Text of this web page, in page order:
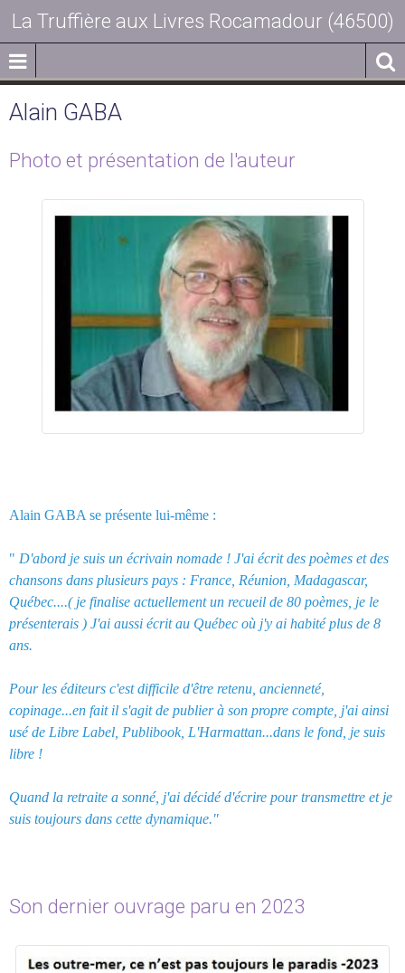
La Truffière aux Livres Rocamadour (46500)
Alain GABA
Photo et présentation de l'auteur
Alain GABA se présente lui-même :
" D'abord je suis un écrivain nomade ! J'ai écrit des poèmes et des
chansons dans plusieurs pays : France, Réunion, Madagascar,
Québec....( je finalise actuellement un recueil de 80 poèmes, je le
présenterais ) J'ai aussi écrit au Québec où j'y ai habité plus de 8
ans.
Pour les éditeurs c'est difficile d'être retenu, ancienneté,
copinage...en fait il s'agit de publier à son propre compte, j'ai ainsi
usé de Libre Label, Publibook, L'Harmattan...dans le fond, je suis
libre !
Quand la retraite a sonné, j'ai décidé d'écrire pour transmettre et je
suis toujours dans cette dynamique."
Son dernier ouvrage paru en 2023